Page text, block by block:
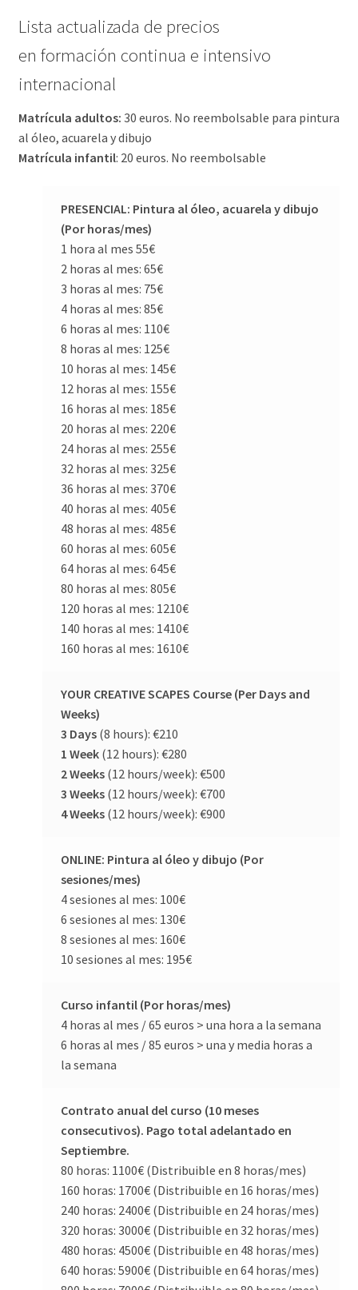
Lista actualizada de precios
en formación continua e intensivo
internacional
Matrícula adultos: 30 euros. No reembolsable para pintura
al óleo, acuarela y dibujo
Matrícula infantil: 20 euros. No reembolsable
PRESENCIAL: Pintura al óleo, acuarela y dibujo
(Por horas/mes)
1 hora al mes 55€
2 horas al mes: 65€
3 horas al mes: 75€
4 horas al mes: 85€
6 horas al mes: 110€
8 horas al mes: 125€
10 horas al mes: 145€
12 horas al mes: 155€
16 horas al mes: 185€
20 horas al mes: 220€
24 horas al mes: 255€
32 horas al mes: 325€
36 horas al mes: 370€
40 horas al mes: 405€
48 horas al mes: 485€
60 horas al mes: 605€
64 horas al mes: 645€
80 horas al mes: 805€
120 horas al mes: 1210€
140 horas al mes: 1410€
160 horas al mes: 1610€
YOUR CREATIVE SCAPES Course (Per Days and
Weeks)
3 Days(8 hours): €210
1 Week(12 hours): €280
2 Weeks(12 hours/week): €500
3 Weeks(12 hours/week): €700
4 Weeks(12 hours/week): €900
ONLINE: Pintura al óleo y dibujo (Por
sesiones/mes)
4 sesiones al mes: 100€
6 sesiones al mes: 130€
8 sesiones al mes: 160€
10 sesiones al mes: 195€
Curso infantil (Por horas/mes)
4 horas al mes / 65 euros > una hora a la semana
6 horas al mes / 85 euros > una y media horas a
la semana
Contrato anual del curso (10 meses
consecutivos). Pago total adelantado en
Septiembre.
80 horas: 1100€ (Distribuible en 8 horas/mes)
160 horas: 1700€ (Distribuible en 16 horas/mes)
240 horas: 2400€ (Distribuible en 24 horas/mes)
320 horas: 3000€ (Distribuible en 32 horas/mes)
480 horas: 4500€ (Distribuible en 48 horas/mes)
640 horas: 5900€ (Distribuible en 64 horas/mes)